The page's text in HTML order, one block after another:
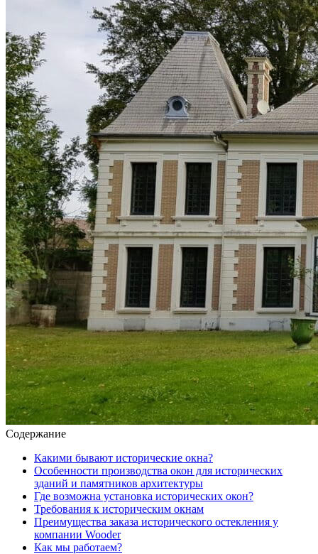
Содержание
Какими бывают исторические окна?
Особенности производства окон для исторических
зданий и памятников архитектуры
Где возможна установка исторических окон?
Требования к историческим окнам
Преимущества заказа исторического остекления у
компании Wooder
Как мы работаем?